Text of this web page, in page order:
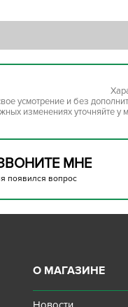
усмотрение и без
изменениях уточняйте
МНЕ
появился вопрос
О МАГАЗИНЕ